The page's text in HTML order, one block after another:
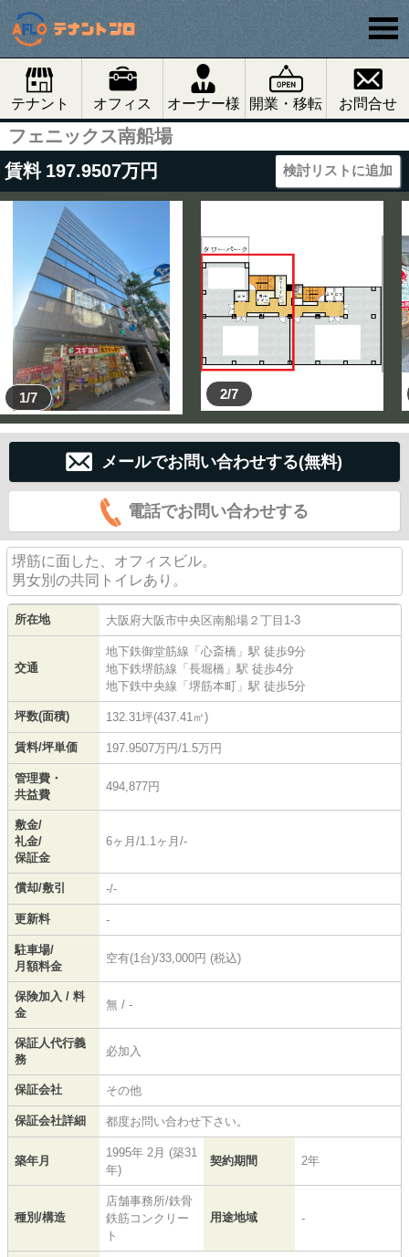
テナント オフィス オーナー様 開業・移転 お問合せ
フェニックス南船場
賃料 197.9507万円 検討リストに追加
1/7 2/7
メールでお問い合わせする(無料)
電話でお問い合わせする
堺筋に面した、オフィスビル。
男女別の共同トイレあり。
所在地 大阪府大阪市中央区南船場 ２丁目1-3
交通
地下鉄御堂筋線 「心斎橋 」駅 徒歩9分
地下鉄堺筋線 「長堀橋 」駅 徒歩4分
地下鉄中央線 「堺筋本町 」駅 徒歩5分
坪数(面積) 132.31坪(437.41㎡)
賃料/坪単価 197.9507万円/1.5万円
管理費・
共益費
494,877円
敷金/
礼金/
保証金
6ヶ月/1.1ヶ月/-
償却/敷引 -/-
更新料 -
駐車場/
月額料金
空有(1台)/33,000円 (税込)
保険加入 / 料
金
無 / -
保証人代行義
務
必加入
保証会社 その他
保証会社詳細 都度お問い合わせ下さい。
築年月
1995年 2月 (築31
年)
契約期間 2年
種別/構造
店舗事務所/鉄骨
鉄筋コンクリー
ト
用途地域 -